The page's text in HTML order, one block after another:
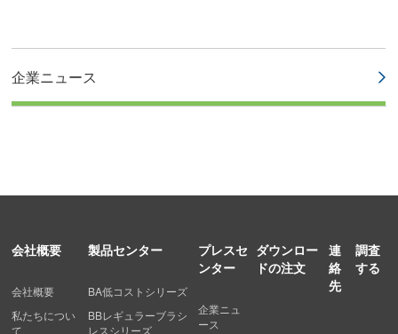
企業ニュース
会社概要
会社概要
私たちについ
て
製品センター
BA低コストシリーズ
BBレギュラーブラシ
レスシリーズ
プレスセ
ンター
企業ニュ
ース
ダウンロー
ドの注文
連
絡
先
調査
する